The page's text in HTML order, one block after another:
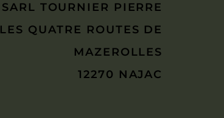
SARL TOURNIER PIERRE
LES QUATRE ROUTES DE
MAZEROLLES
12270 NAJAC